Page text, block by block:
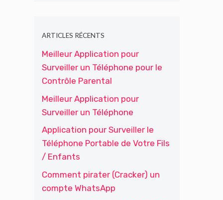
ARTICLES RÉCENTS
Meilleur Application pour
Surveiller un Téléphone pour le
Contrôle Parental
Meilleur Application pour
Surveiller un Téléphone
Application pour Surveiller le
Téléphone Portable de Votre Fils
/ Enfants
Comment pirater (Cracker) un
compte WhatsApp